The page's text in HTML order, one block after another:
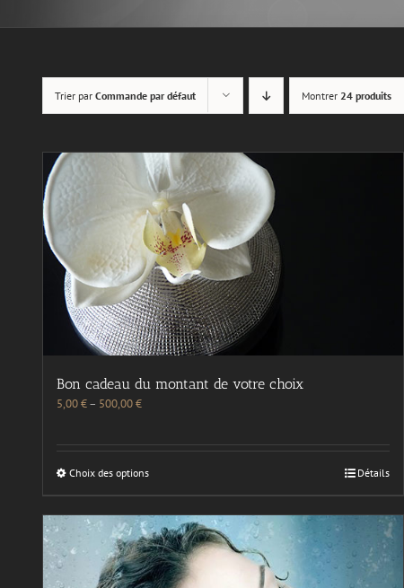
Trier par Commande par défaut Montrer 24 produits
Bon cadeau du montant de votre choix
5,00€– 500,00€
Choix des options Détails